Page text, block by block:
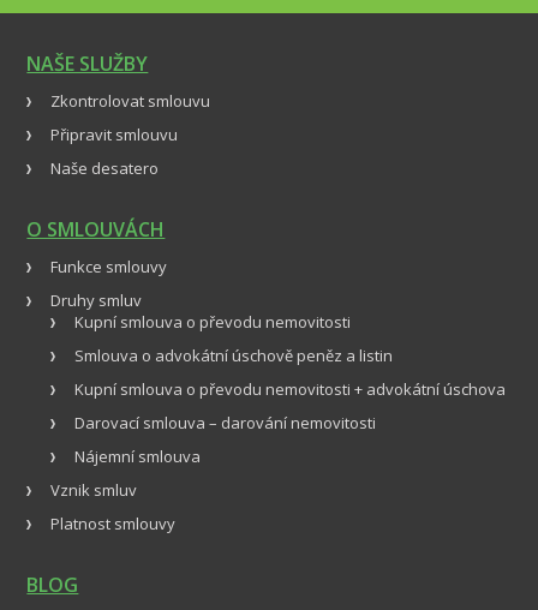
NAŠE SLUŽBY
Zkontrolovat smlouvu
Připravit smlouvu
Naše desatero
O SMLOUVÁCH
Funkce smlouvy
Druhy smluv
Kupní smlouva o převodu nemovitosti
Smlouva o advokátní úschově peněz a listin
Kupní smlouva o převodu nemovitosti + advokátní úschova
Darovací smlouva – darování nemovitosti
Nájemní smlouva
Vznik smluv
Platnost smlouvy
BLOG